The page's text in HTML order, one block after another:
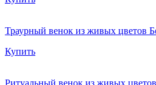
Траурный венок из живых цветов
Купить
Ритуальный венок из живых